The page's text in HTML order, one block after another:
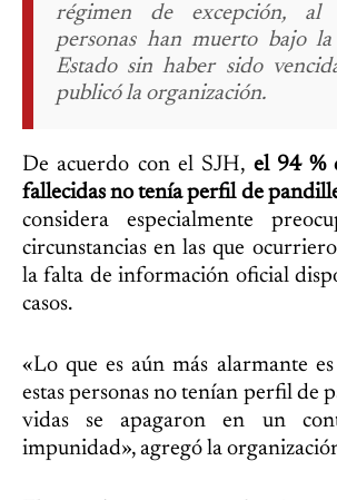
régimen de excepción, al
personas han muerto bajo
Estado sin haber sido
publicó la organización.
De acuerdo con el SJH, el 94 %
fallecidas no tenía perfil de
considera especialmente
circunstancias en las que
la falta de información oficial
casos.
«Lo que es aún más alarmante
estas personas no tenían perfil de
vidas se apagaron en un
impunidad», agregó la